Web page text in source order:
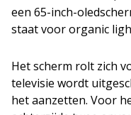
een 65-inch-
staat voor organic
Het scherm rolt zich
televisie wordt
het aanzetten. Voor